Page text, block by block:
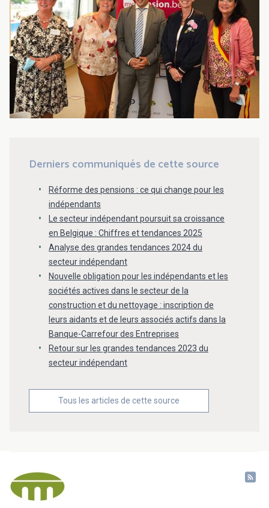
Derniers communiqués de cette source
Réforme des pensions : ce qui change pour les
indépendants
Le secteur indépendant poursuit sa croissance
en Belgique : Chiffres et tendances 2025
Analyse des grandes tendances 2024 du
secteur indépendant
Nouvelle obligation pour les indépendants et les
sociétés actives dans le secteur de la
construction et du nettoyage : inscription de
leurs aidants et de leurs associés actifs dans la
Banque-Carrefour des Entreprises
Retour sur les grandes tendances 2023 du
secteur indépendant
Tous les articles de cette source